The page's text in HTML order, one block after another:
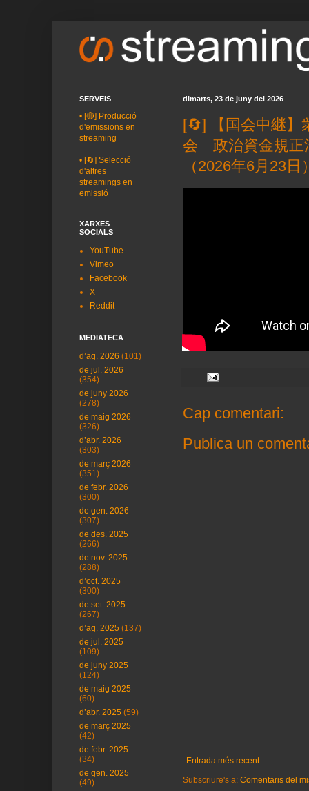
dimarts, 23 de juny del 2026
[🔄] 【国会中継】
会 政治資金規正
（2026年6月23日
Cap comentari:
Publica un
Entrada més recent
Subscriure's a: Comentaris del
SERVEIS
• [🔴] Producció
d'emissions en
streaming
• [🔄] Selecció
d'altres
streamings en
emissió
XARXES
SOCIALS
YouTube
Vimeo
Facebook
X
Reddit
MEDIATECA
d’ag. 2026 (101)
de jul. 2026
(354)
de juny 2026
(278)
de maig 2026
(326)
d’abr. 2026
(303)
de març 2026
(351)
de febr. 2026
(300)
de gen. 2026
(307)
de des. 2025
(266)
de nov. 2025
(288)
d’oct. 2025
(300)
de set. 2025
(267)
d’ag. 2025 (137)
de jul. 2025
(109)
de juny 2025
(124)
de maig 2025
(60)
d’abr. 2025 (59)
de març 2025
(42)
de febr. 2025
(34)
de gen. 2025
(49)